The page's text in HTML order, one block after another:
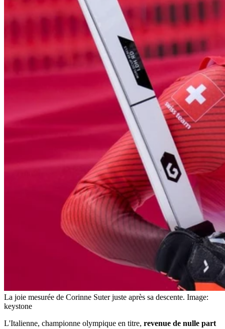
La joie mesurée de Corinne Suter juste après sa descente. Image:
keystone
L'Italienne, championne olympique en titre, revenue de nulle part